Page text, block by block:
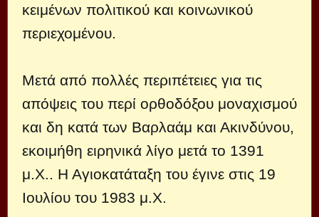
κειμένων πολιτικού και κοινωνικού
περιεχομένου.
Μετά από πολλές περιπέτειες για τις
απόψεις του περί ορθοδόξου μοναχισμού
και δη κατά των Βαρλαάμ και Ακινδύνου,
εκοιμήθη ειρηνικά λίγο μετά το 1391
μ.Χ.. Η Αγιοκατάταξη του έγινε στις 19
Ιουλίου του 1983 μ.Χ.